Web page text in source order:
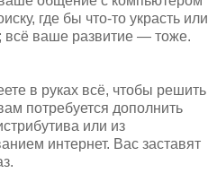
где бы что-то украсть или
всё ваше развитие — тоже.
в руках всё, чтобы решить
потребуется дополнить
или из
интернет. Вас заставят